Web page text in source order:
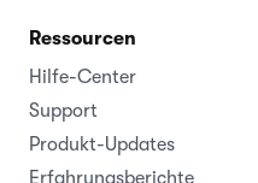
Ressourcen
Hilfe-Center
Support
Produkt-Updates
Erfahrungsberichte